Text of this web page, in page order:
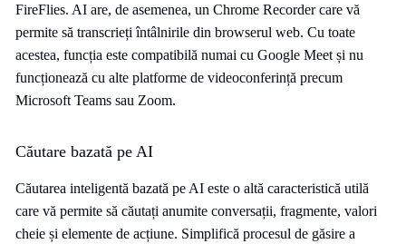
FireFlies. AI are, de asemenea, un Chrome Recorder care vă
permite să transcrieți întâlnirile din browserul web. Cu toate
acestea, funcția este compatibilă numai cu Google Meet și nu
funcționează cu alte platforme de videoconferință precum
Microsoft Teams sau Zoom.
Căutare bazată pe AI
Căutarea inteligentă bazată pe AI este o altă caracteristică utilă
care vă permite să căutați anumite conversații, fragmente, valori
cheie și elemente de acțiune. Simplifică procesul de găsire a